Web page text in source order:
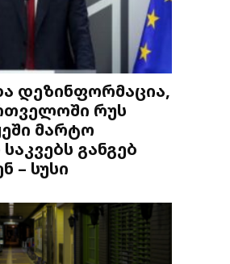
დეზინფორმაცია,
რუს
მარტო
განგებ
– სუსი